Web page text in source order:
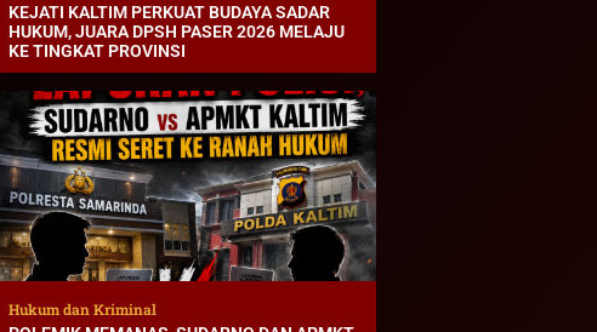
KEJATI KALTIM PERKUAT BUDAYA SADAR
HUKUM, JUARA DPSH PASER 2026 MELAJU
KE TINGKAT PROVINSI
Hukum dan Kriminal